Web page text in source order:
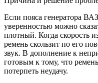
Если пояса генератора
уверенностью можно
плотный. Когда скорость
ремень скользит по его
звук. В дополнение к
готовым к тому, что
потерпеть неудачу.